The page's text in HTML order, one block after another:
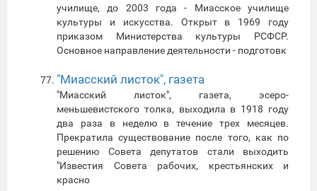
училище, до 2003 года - Миасское училище
культуры и искусства. Открыт в 1969 году
приказом Министерства культуры РСФСР.
Основное направление деятельности - подготовк
"Миасский листок", газета
"Миасский листок", газета, эсеро-
меньшевистского толка, выходила в 1918 году
два раза в неделю в течение трех месяцев.
Прекратила существование после того, как по
решению Совета депутатов стали выходить
"Известия Совета рабочих, крестьянских и
красно